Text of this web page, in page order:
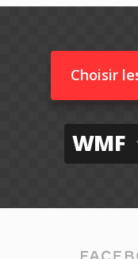
Choisir
WMF